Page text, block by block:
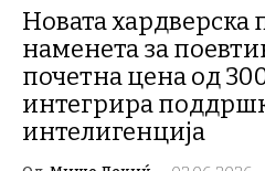
Новата хардверска
наменета за
почетна цена од
интегрира
интелигенција